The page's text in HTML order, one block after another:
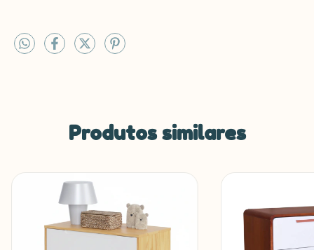
Produtos similares